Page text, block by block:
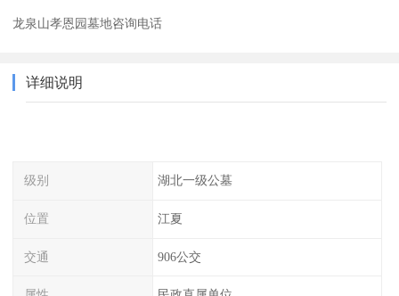
龙泉山孝恩园墓地咨询电话
详细说明
级别 湖北一级公墓
位置 江夏
交通 906公交